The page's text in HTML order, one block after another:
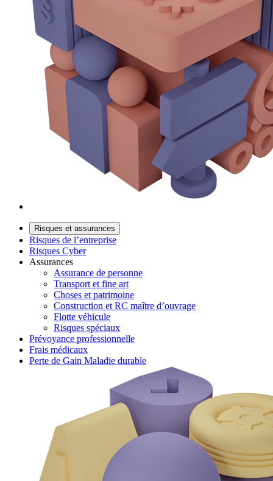
Risques et assurances
Risques de l’entreprise
Risques Cyber
Assurances
Assurance de personne
Transport et fine art
Choses et patrimoine
Construction et RC maître d’ouvrage
Flotte véhicule
Risques spéciaux
Prévoyance professionnelle
Frais médicaux
Perte de Gain Maladie durable